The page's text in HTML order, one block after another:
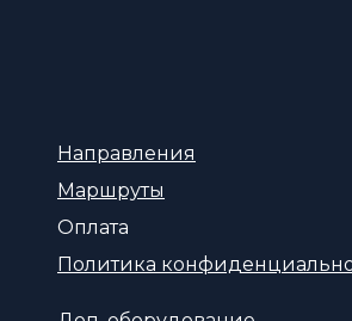
Направления
Маршруты
Оплата
Политика